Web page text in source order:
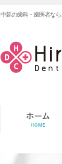
中延の歯科・歯医者な